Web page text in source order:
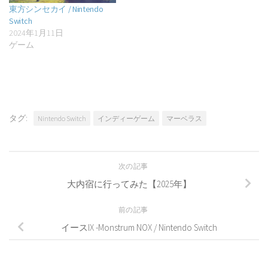
東方シンセカイ / Nintendo
Switch
2024年1月11日
ゲーム
タグ: Nintendo Switch インディーゲーム マーベラス
次の記事
大内宿に行ってみた【2025年】
前の記事
イースIX -Monstrum NOX / Nintendo Switch